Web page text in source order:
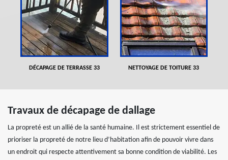
DÉCAPAGE DE TERRASSE 33 NETTOYAGE DE TOITURE 33
Travaux de décapage de dallage
La propreté est un allié de la santé humaine. Il est strictement essentiel de
prioriser la propreté de notre lieu d’habitation afin de pouvoir vivre dans
un endroit qui respecte attentivement sa bonne condition de viabilité. Les